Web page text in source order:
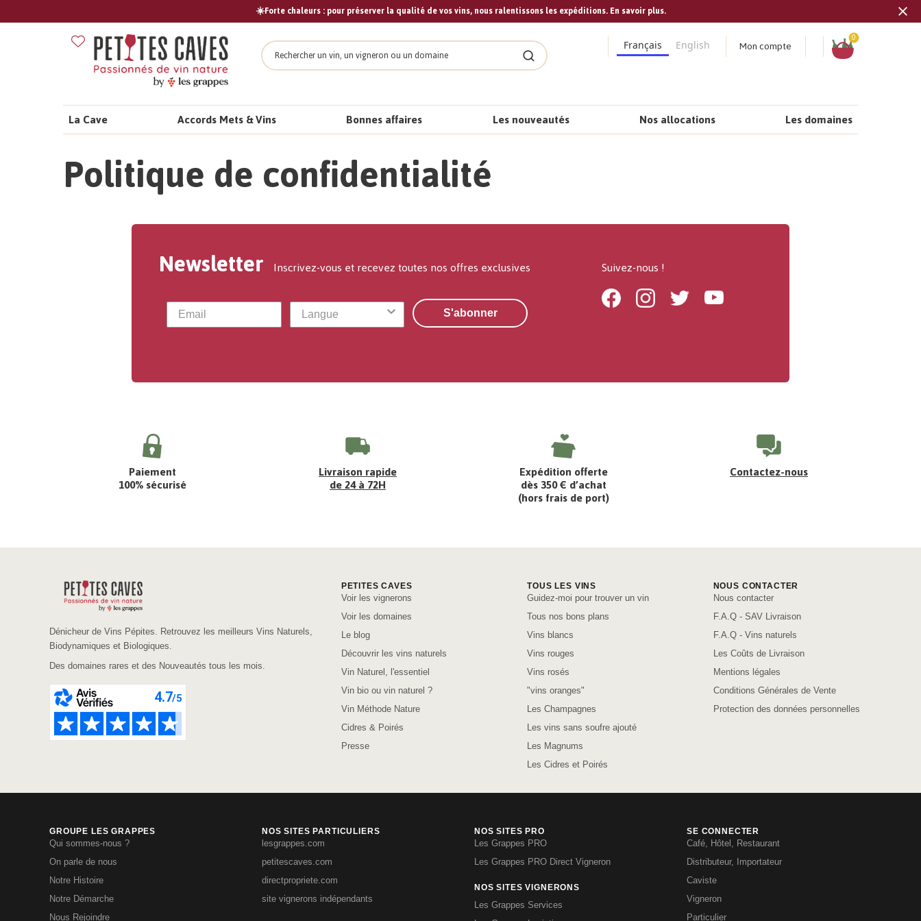
☀️Forte chaleurs : pour préserver la qualité de vos vins, nous ralentissons les expéditions. En savoir plus.
Rechercher
Rechercher
Français English Mon compte
Panier
0
La Cave Accords Mets & Vins Bonnes affaires Les nouveautés Nos allocations Les domaines
Politique de confidentialité
Newsletter Inscrivez-vous et recevez toutes nos offres exclusives
S'abonner
Suivez-nous !
FacebookInstagramTwitter Youtube
Paiement
100% sécurisé
Livraison rapide
de 24 à 72H
Expédition offerte
dès 350 € d’achat
(hors frais de port)
Contactez-nous
Dénicheur de Vins Pépites. Retrouvez les meilleurs Vins Naturels,
Biodynamiques et Biologiques.
Des domaines rares et des Nouveautés tous les mois.
PETITES CAVES
Voir les vignerons
Voir les domaines
Le blog
Découvrir les vins naturels
Vin Naturel, l'essentiel
Vin bio ou vin naturel ?
Vin Méthode Nature
Cidres & Poirés
Presse
TOUS LES VINS
Guidez-moi pour trouver un vin
Tous nos bons plans
Vins blancs
Vins rouges
Vins rosés
"vins oranges"
Les Champagnes
Les vins sans soufre ajouté
Les Magnums
Les Cidres et Poirés
NOUS CONTACTER
Nous contacter
F.A.Q - SAV Livraison
F.A.Q - Vins naturels
Les Coûts de Livraison
Mentions légales
Conditions Générales de Vente
Protection des données personnelles
GROUPE LES GRAPPES
Qui sommes-nous ?
On parle de nous
Notre Histoire
Notre Démarche
Nous Rejoindre
NOS SITES PARTICULIERS
lesgrappes.com
petitescaves.com
directpropriete.com
site vignerons indépendants
NOS SITES PRO
Les Grappes PRO
Les Grappes PRO Direct Vigneron
NOS SITES VIGNERONS
Les Grappes Services
SE CONNECTER
Café, Hôtel, Restaurant
Distributeur, Importateur
Caviste
Vigneron
Particulier